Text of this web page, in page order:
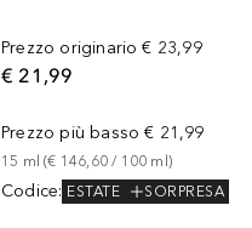
Prezzo originario € 23,99
€ 21,99
Prezzo più basso € 21,99
15 ml (€ 146,60 / 100 ml )
Codice: ESTATE SORPRESA